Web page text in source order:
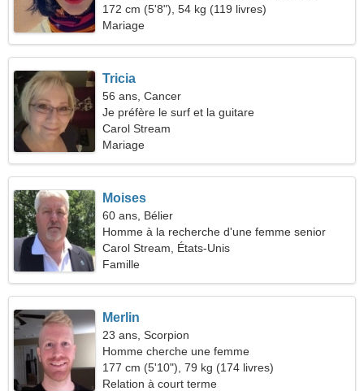
comme vous
172 cm (5'8"), 54 kg (119 livres)
Mariage
Tricia
56 ans, Cancer
Je préfère le surf et la guitare
Carol Stream
Mariage
Moises
60 ans, Bélier
Homme à la recherche d'une femme senior
Carol Stream, États-Unis
Famille
Merlin
23 ans, Scorpion
Homme cherche une femme
177 cm (5'10"), 79 kg (174 livres)
Relation à court terme